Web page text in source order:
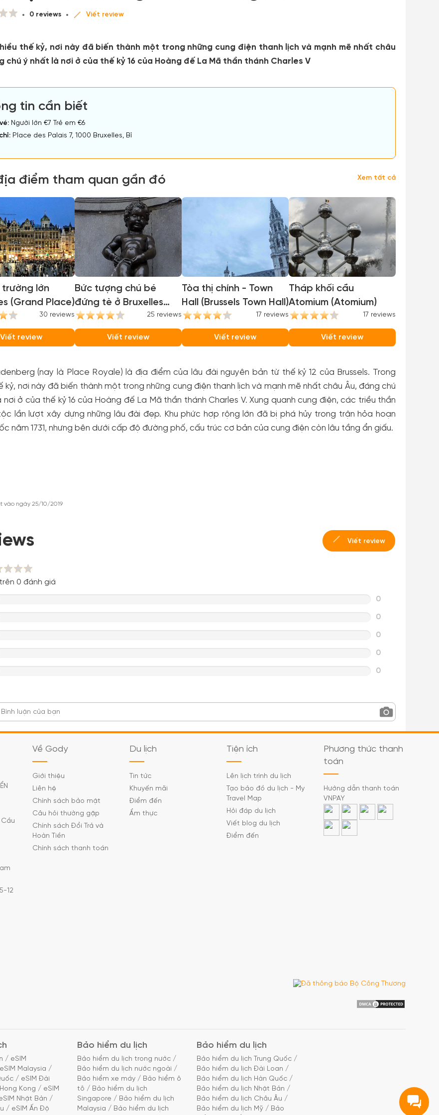
0 reviews Viết review
thế kỷ, nơi này đã biến thành một trong những cung điện thanh lịch và mạnh mẽ nhất châu
chú ý nhất là nơi ở của thế kỷ 16 của Hoàng đế La Mã thần thánh Charles V
tin cần biết
Người lớn €7 Trẻ em €6
Place des Palais 7, 1000 Bruxelles, Bỉ
điểm tham quan gần đó Xem tất cả
trường lớn
(Grand Place)
30 reviews
Viết review
Bức tượng chú bé
đứng tè ở Bruxelles
(Manneken Pis)
25 reviews
Viết review
Tòa thị chính - Town
Hall (Brussels Town Hall)
17 reviews
Viết review
Tháp khối cầu
Atomium (Atomium)
17 reviews
Viết review
(nay là Place Royale) là địa điểm của lâu đài nguyên bản từ thế kỷ 12 của Brussels. Trong
kỷ, nơi này đã biến thành một trong những cung điện thanh lịch và mạnh mẽ nhất châu Âu, đáng chú
nơi ở của thế kỷ 16 của Hoàng đế La Mã thần thánh Charles V. Xung quanh cung điện, các triều thần
lần lượt xây dựng những lâu đài đẹp. Khu phức hợp rộng lớn đã bị phá hủy trong trận hỏa hoạn
năm 1731, nhưng bên dưới cấp độ đường phố, cấu trúc cơ bản của cung điện còn lâu tầng ẩn giấu.
vào ngày 25/10/2019
Viết review
0 đánh giá
0
0
0
0
0
12
Về Gody
Giới thiệu
Liên hệ
Chính sách bảo mật
Câu hỏi thường gặp
Chính sách Đổi Trả và
Hoàn Tiền
Chính sách thanh toán
Du lịch
Tin tức
Khuyến mãi
Điểm đến
Ẩm thực
Tiện ích
Lên lịch trình du lịch
Tạo bảo đồ du lịch - My
Travel Map
Hỏi đáp du lịch
Viết blog du lịch
Điểm đến
Phương thức thanh
toán
Hướng dẫn thanh toán
VNPAY
/ eSIM
eSIM Malaysia /
/ eSIM Đài
Kong / eSIM
Nhật Bản /
/ eSIM Ấn Độ
Bảo hiểm du lịch
Bảo hiểm du lịch trong nước /
Bảo hiểm du lịch nước ngoài /
Bảo hiểm xe máy / Bảo hiểm ô
tô / Bảo hiểm du lịch
Singapore / Bảo hiểm du lịch
Malaysia / Bảo hiểm du lịch
Bảo hiểm du lịch
Bảo hiểm du lịch Trung Quốc /
Bảo hiểm du lịch Đài Loan /
Bảo hiểm du lịch Hàn Quốc /
Bảo hiểm du lịch Nhật Bản /
Bảo hiểm du lịch Châu Âu /
Bảo hiểm du lịch Mỹ / Bảo